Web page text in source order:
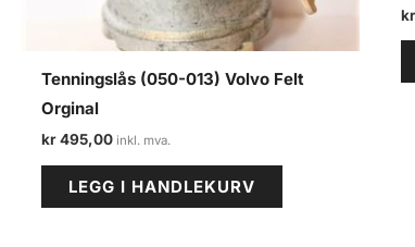
Tenningslås (050-013) Volvo Felt
Orginal
kr495,00
LEGG I HANDLEKURV
kr